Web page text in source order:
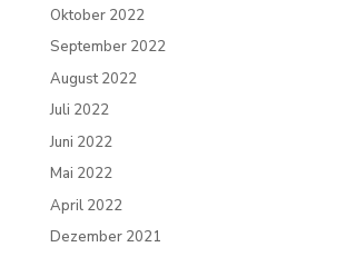
Oktober 2022
September 2022
August 2022
Juli 2022
Juni 2022
Mai 2022
April 2022
Dezember 2021